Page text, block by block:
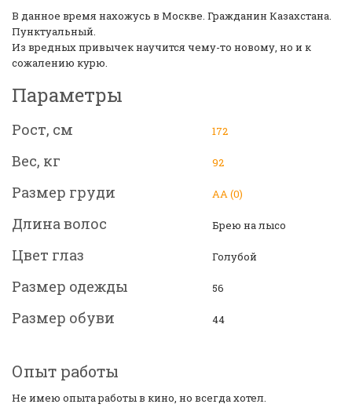
В данное время нахожусь в Москве. Гражданин Казахстана.
Пунктуальный.
Из вредных привычек научится чему-то новому, но и к
сожалению курю.
Параметры
Рост, см 172
Вес, кг 92
Размер груди АА (0)
Длина волос Брею на лысо
Цвет глаз Голубой
Размер одежды 56
Размер обуви 44
Опыт работы
Не имею опыта работы в кино, но всегда хотел.